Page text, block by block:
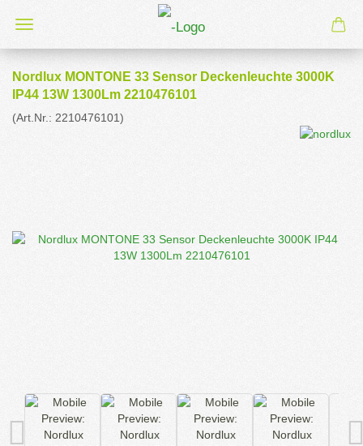
Nordlux MONTONE 33 Sensor Deckenleuchte 3000K
IP44 13W 1300Lm 2210476101
(Art.Nr.: 2210476101)